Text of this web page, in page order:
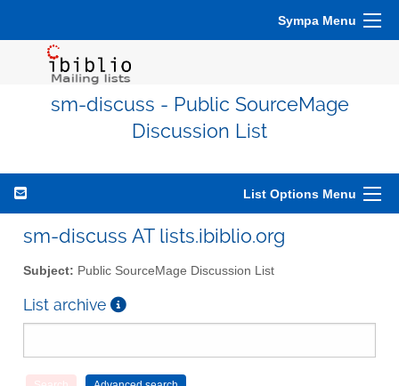
Sympa Menu
sm-discuss - Public SourceMage
Discussion List
List Options Menu
sm-discuss AT lists.ibiblio.org
Subject: Public SourceMage Discussion List
List archive